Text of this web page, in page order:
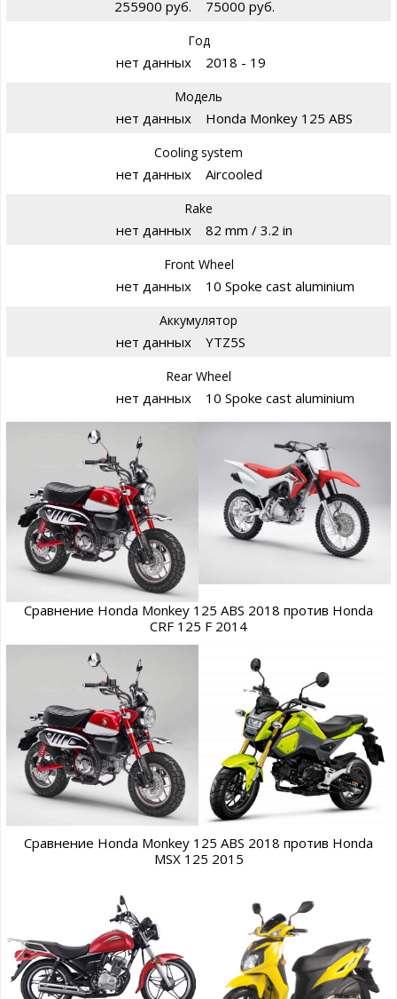
255900 руб. 75000 руб.
Год
нет данных 2018 - 19
Модель
нет данных Honda Monkey 125 ABS
Cooling system
нет данных Aircooled
Rake
нет данных 82 mm / 3.2 in
Front Wheel
нет данных 10 Spoke cast aluminium
Аккумулятор
нет данных YTZ5S
Rear Wheel
нет данных 10 Spoke cast aluminium
Сравнение Honda Monkey 125 ABS 2018 против Honda
CRF 125 F 2014
Сравнение Honda Monkey 125 ABS 2018 против Honda
MSX 125 2015